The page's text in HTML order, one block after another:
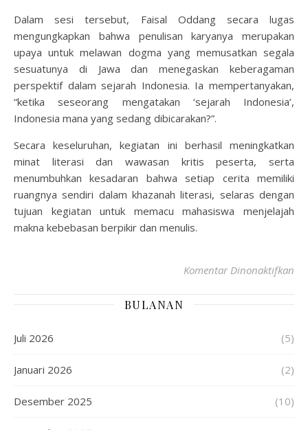
Dalam sesi tersebut, Faisal Oddang secara lugas
mengungkapkan bahwa penulisan karyanya merupakan
upaya untuk melawan dogma yang memusatkan segala
sesuatunya di Jawa dan menegaskan keberagaman
perspektif dalam sejarah Indonesia. Ia mempertanyakan,
“ketika seseorang mengatakan ‘sejarah Indonesia’,
Indonesia mana yang sedang dibicarakan?”.
Secara keseluruhan, kegiatan ini berhasil meningkatkan
minat literasi dan wawasan kritis peserta, serta
menumbuhkan kesadaran bahwa setiap cerita memiliki
ruangnya sendiri dalam khazanah literasi, selaras dengan
tujuan kegiatan untuk memacu mahasiswa menjelajah
makna kebebasan berpikir dan menulis.
Komentar Dinonaktifkan
BULANAN
Juli 2026 (5)
Januari 2026 (2)
Desember 2025 (10)